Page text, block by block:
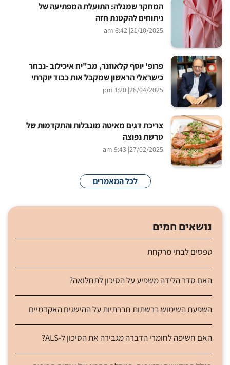
המחקר שמגלה: התועלת המפתיעה של
ניתוחים להקטנת חזה
21/10/2025
| 6:42 am
פרופ' יוסף קלאוזנר, מב"יח איכילוב -נבחר
כישראלי הראשון שמקבל אות כבוד יוקרתי
28/04/2025
| 1:20 pm
צריכת דגים מאיטה מוגבלות והתקדמות של
טרשת נפוצה
27/02/2025
| 9:43 am
לכל המאמרים
נושאים חמים
טפסים לבתי מרקחת
האם סדר הלידה משפיע על הסיכון לתחלואה?
השפעת השימוש ברשתות חברתיות על ההישגים האקדמיים
האם חשיפה לחומרי הדברה מגבירה את הסיכון ל-ALS?